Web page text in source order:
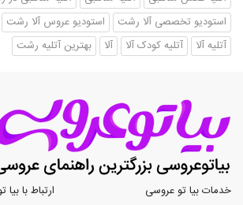
استودیو تخصصی آلا رشت
استودیو عروس آلا رشت
آتلیه آلا
آتلیه کودک آلا آلا بهترین آتلیه رشت
خدمات بیا تو عروسی ارتباط با